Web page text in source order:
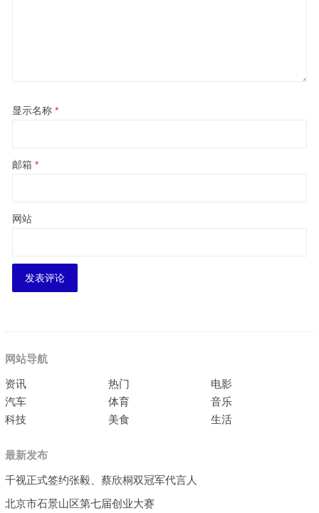
显示名称 *
邮箱 *
网站
网站导航
资讯 热门
电影
汽车
体育
音乐
科技
美食 生活
最新发布
千视正式签约张毅、蔡欣桐双冠军代言人
北京市石景山区第七届创业大赛